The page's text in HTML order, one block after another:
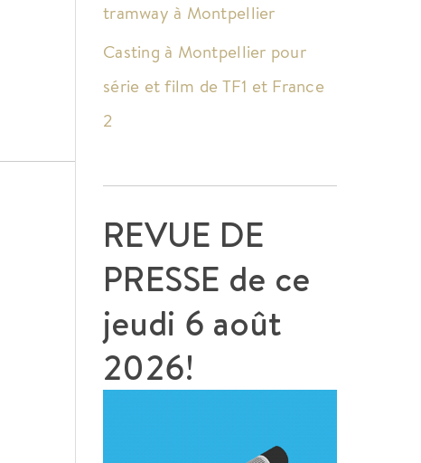
tramway à Montpellier
Casting à Montpellier pour
série et film de TF1 et France
2
REVUE DE
PRESSE de ce
jeudi 6 août
2026!